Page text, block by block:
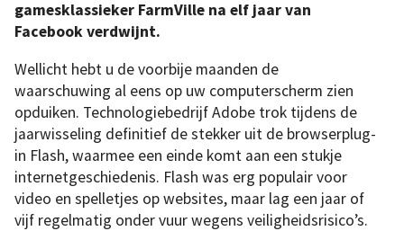
gamesklassieker FarmVille na elf jaar van
Facebook verdwijnt.
Wellicht hebt u de voorbije maanden de
waarschuwing al eens op uw computerscherm zien
opduiken. Technologiebedrijf Adobe trok tijdens de
jaarwisseling definitief de stekker uit de browserplug-
in Flash, waarmee een einde komt aan een stukje
internetgeschiedenis. Flash was erg populair voor
video en spelletjes op websites, maar lag een jaar of
vijf regelmatig onder vuur wegens veiligheidsrisico’s.